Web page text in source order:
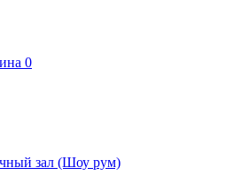
0
зал (Шоу рум)